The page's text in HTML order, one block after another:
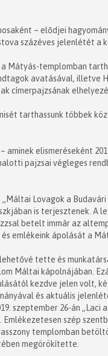
– elődjei
százéves jelenlétét a
Mátyás-templomban
avatásával, illetve
címerpajzsának
tarthassunk többek
elismeréseként
pajzsai végleges
Lovagok a
is terjesztenek. A
betelt immár az
emlékeink ápolását a
tette és
Máltai kápolnájában.
kezdve jelen volt,
és aktuális
szeptember 26-án
szép
templomban
megörökítette.